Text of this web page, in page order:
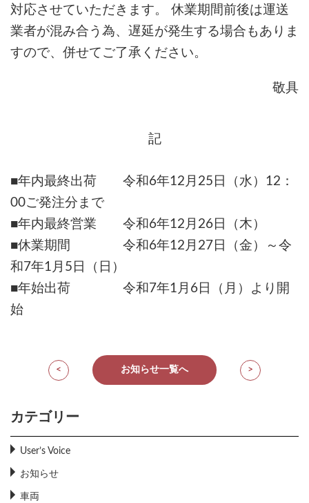
対応させていただきます。 休業期間前後は運送
業者が混み合う為、遅延が発生する場合もありま
すので、併せてご了承ください。
敬具
記
■年内最終出荷 令和 6年12 月 25 日（水） 12 ：
00ご発注分まで
■年内最終営業 令和 6年12 月 26 日（木）
■休業期間 令和 6年12 月 27 日（金）～令
和 7年1 月 5 日（日）
■年始出荷 令和7年1 月 6 日（月）より開
始
< お知らせ一覧へ >
カテゴリー
User’s Voice
お知らせ
車両